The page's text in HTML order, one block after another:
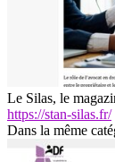
Le Silas, le
https://stan-silas.fr/
Dans la même